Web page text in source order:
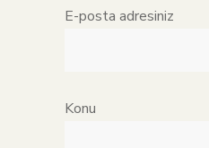
E-posta adresiniz
Konu